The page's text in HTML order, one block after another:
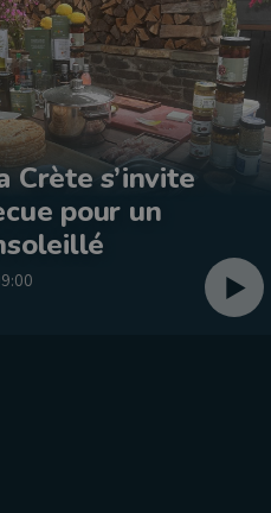
Crète s’invite
pour un